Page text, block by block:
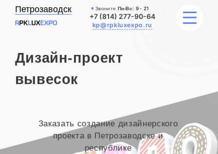
Петрозаводск Звоните Пн-Вс: 9 - 21
+7 (814) 277-90-64
kp@rpkluxexpo.ru
УСЛУГИ
АКЦИИ
БЛОГ
Дизайн-проект
вывесок
Заказать создание дизайнерского
проекта в Петрозаводске и
республике